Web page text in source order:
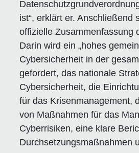
ist“, erklärt er. Anschließend
offizielle Zusammenfassung
Darin wird ein „hohes
Cybersicherheit in der
gefordert, das nationale
Cybersicherheit, die
für das Krisenmanagement,
von Maßnahmen für das
Cyberrisiken, eine klare
Durchsetzungsmaßnahmen